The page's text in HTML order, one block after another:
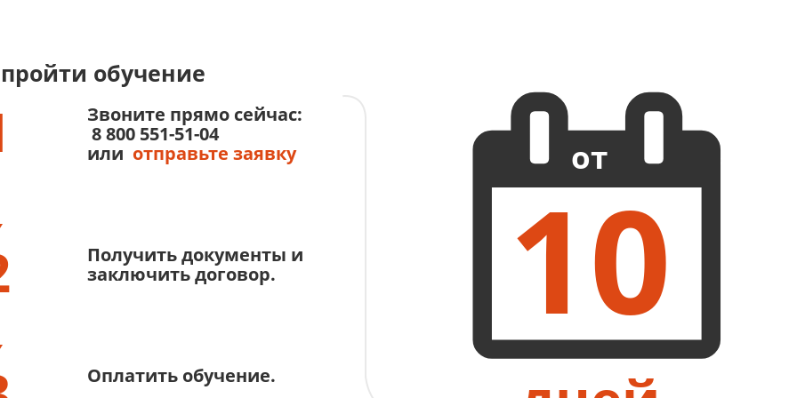
обучение
Звоните прямо сейчас:
8 800 551-51-04
или отправьте заявку
Получить документы и
заключить договор.
Оплатить обучение.
от
10